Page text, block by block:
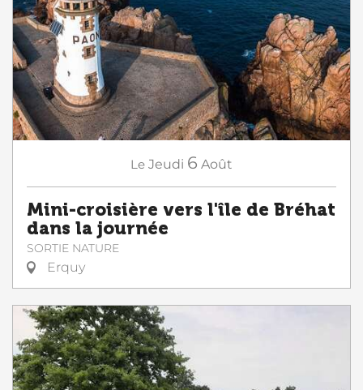
Le Jeudi 6 Août
Mini-croisière vers l'île de Bréhat
dans la journée
SORTIE NATURE
Erquy